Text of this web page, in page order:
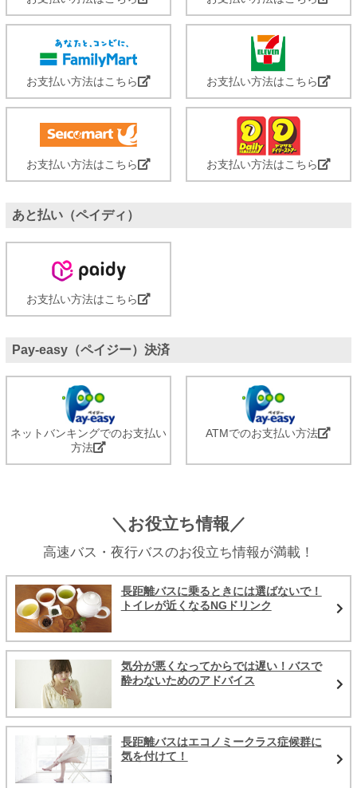
お支払い方法はこちら お支払い方法はこちら
お支払い方法はこちら お支払い方法はこちら
あと払い（ペイディ）
お支払い方法はこちら
Pay-easy（ペイジー）決済
ネットバンキングでのお支払い
方法
ATMでのお支払い方法
＼お役立ち情報／
高速バス・夜行バスのお役立ち情報が満載！
長距離バスに乗るときには選ばないで！
トイレが近くなるNGドリンク
気分が悪くなってからでは遅い！バスで
酔わないためのアドバイス
長距離バスはエコノミークラス症候群に
気を付けて！